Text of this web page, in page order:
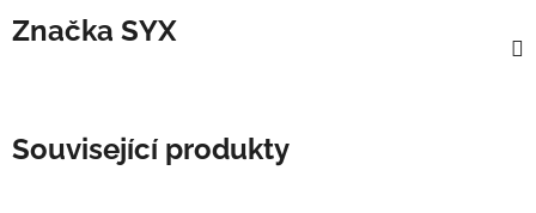
Značka SYX
Související produkty